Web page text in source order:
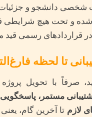
شخصی دانشجو و
و تحت هیچ شرایطی
قراردادهای رسمی
تا لحظه
صرفاً با تحویل پروژه
مستمر،
لازم تا آخرین گام،